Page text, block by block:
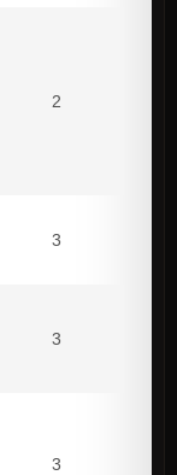
2
3
3
3